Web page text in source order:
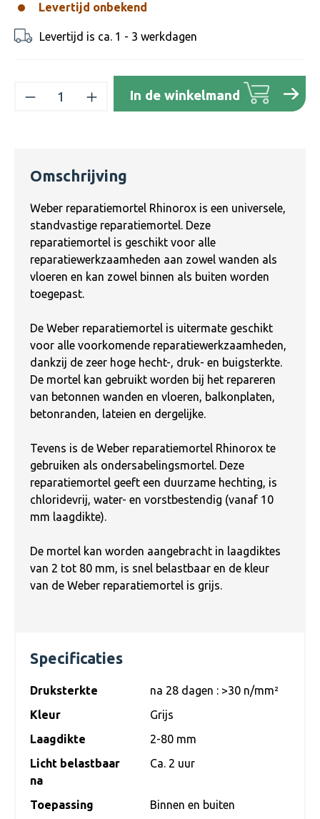
Levertijd onbekend
Levertijd is ca. 1 - 3 werkdagen
Producthoeveelheid: Voer de
In de winkelmand
Omschrijving
Weber reparatiemortel Rhinorox is een universele,
standvastige reparatiemortel. Deze
reparatiemortel is geschikt voor alle
reparatiewerkzaamheden aan zowel wanden als
vloeren en kan zowel binnen als buiten worden
toegepast.
De Weber reparatiemortel is uitermate geschikt
voor alle voorkomende reparatiewerkzaamheden,
dankzij de zeer hoge hecht-, druk- en buigsterkte.
De mortel kan gebruikt worden bij het repareren
van betonnen wanden en vloeren, balkonplaten,
betonranden, lateien en dergelijke.
Tevens is de Weber reparatiemortel Rhinorox te
gebruiken als ondersabelingsmortel. Deze
reparatiemortel geeft een duurzame hechting, is
chloridevrij, water- en vorstbestendig (vanaf 10
mm laagdikte).
De mortel kan worden aangebracht in laagdiktes
van 2 tot 80 mm, is snel belastbaar en de kleur
van de Weber reparatiemortel is grijs.
Specificaties
Druksterkte
na 28 dagen : >30 n/mm²
Kleur
Grijs
Laagdikte
2-80 mm
Licht belastbaar
na
Ca. 2 uur
Toepassing
Binnen en buiten